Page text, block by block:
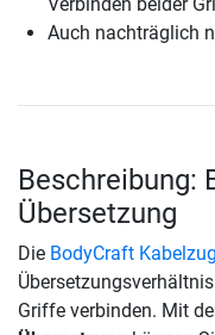
Verbinden beider
Auch nachträglich
Beschreibung:
Übersetzung
Die BodyCraft
Griffe verbinden. Mit